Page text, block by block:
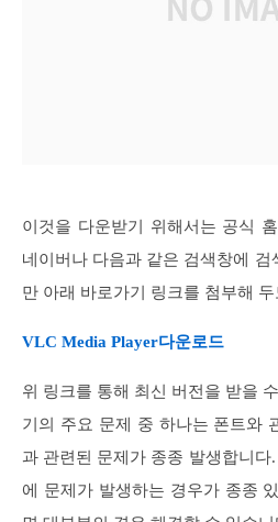
이것을 다운받기 위해서는 공식
네이버나 다음과 같은 검색창에 검
만 아래 바로가기 링크를 첨부해
VLC Media Player다운로드
위 링크를 통해 최신 버전을 받을
기의 주요 문제 중 하나는 폰트와
과 관련된 문제가 종종 발생합니다
에 문제가 발생하는 경우가 종종